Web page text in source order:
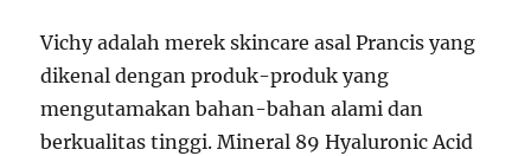
Vichy adalah merek skincare asal Prancis yang
dikenal dengan produk-produk yang
mengutamakan bahan-bahan alami dan
berkualitas tinggi. Mineral 89 Hyaluronic Acid